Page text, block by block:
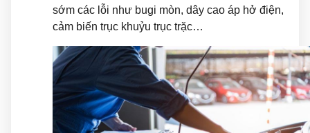
sớm các lỗi như bugi mòn, dây cao áp hở điện,
cảm biến trục khuỷu trục trặc…